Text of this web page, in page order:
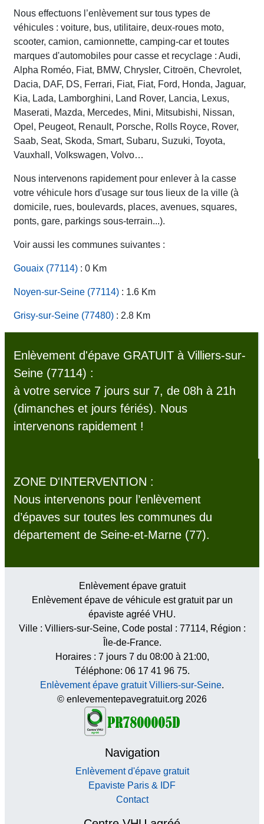
Nous effectuons l’enlèvement sur tous types de
véhicules : voiture, bus, utilitaire, deux-roues moto,
scooter, camion, camionnette, camping-car et toutes
marques d'automobiles pour casse et recyclage : Audi,
Alpha Roméo, Fiat, BMW, Chrysler, Citroën, Chevrolet,
Dacia, DAF, DS, Ferrari, Fiat, Fiat, Ford, Honda, Jaguar,
Kia, Lada, Lamborghini, Land Rover, Lancia, Lexus,
Maserati, Mazda, Mercedes, Mini, Mitsubishi, Nissan,
Opel, Peugeot, Renault, Porsche, Rolls Royce, Rover,
Saab, Seat, Skoda, Smart, Subaru, Suzuki, Toyota,
Vauxhall, Volkswagen, Volvo…
Nous intervenons rapidement pour enlever à la casse
votre véhicule hors d'usage sur tous lieux de la ville (à
domicile, rues, boulevards, places, avenues, squares,
ponts, gare, parkings sous-terrain...).
Voir aussi les communes suivantes :
Gouaix (77114) : 0 Km
Noyen-sur-Seine (77114) : 1.6 Km
Grisy-sur-Seine (77480) : 2.8 Km
Enlèvement d'épave GRATUIT à Villiers-sur-
Seine (77114) :
à votre service 7 jours sur 7, de 08h à 21h
(dimanches et jours fériés). Nous
intervenons rapidement !
ZONE D'INTERVENTION :
Nous intervenons pour l’enlèvement
d’épaves sur toutes les communes du
département de Seine-et-Marne (77).
Enlèvement épave gratuit
Enlèvement épave de véhicule est gratuit par un
épaviste agréé VHU.
Ville : Villiers-sur-Seine, Code postal : 77114, Région :
Île-de-France.
Horaires : 7 jours 7 du 08:00 à 21:00,
Téléphone: 06 17 41 96 75.
Enlèvement épave gratuit Villiers-sur-Seine.
© enlevementepavegratuit.org 2026
Navigation
Enlèvement d'épave gratuit
Epaviste Paris & IDF
Contact